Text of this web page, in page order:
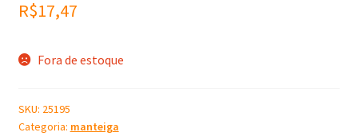
R$17,47
Fora de estoque
SKU: 25195
Categoria: manteiga